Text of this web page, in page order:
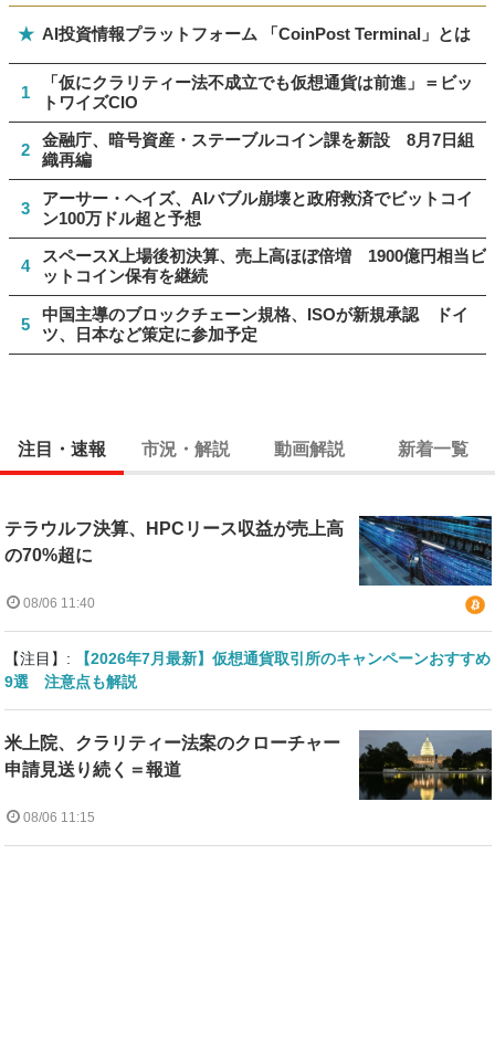
★ AI投資情報プラットフォーム 「CoinPost Terminal」とは
1
「仮にクラリティー法不成立でも仮想通貨は前進」＝ビッ
トワイズCIO
2
金融庁、暗号資産・ステーブルコイン課を新設 8月7日組
織再編
3
アーサー・ヘイズ、AIバブル崩壊と政府救済でビットコイ
ン100万ドル超と予想
4
スペースX上場後初決算、売上高ほぼ倍増 1900億円相当ビ
ットコイン保有を継続
5
中国主導のブロックチェーン規格、ISOが新規承認 ドイ
ツ、日本など策定に参加予定
注目・速報 市況・解説 動画解説 新着一覧
テラウルフ決算、HPCリース収益が売上高
の70%超に
08/06 11:40
【注目】:
【2026年7月最新】仮想通貨取引所のキャンペーンおすすめ
9選 注意点も解説
米上院、クラリティー法案のクローチャー
申請見送り続く＝報道
08/06 11:15